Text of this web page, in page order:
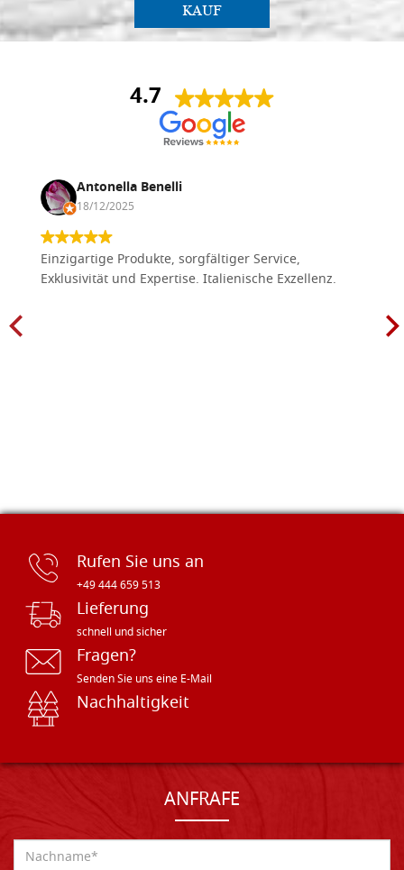
KAUF
4.7
Antonella Benelli
18/12/2025
Einzigartige Produkte, sorgfältiger Service,
Exklusivität und Expertise. Italienische Exzellenz.
Rufen Sie uns an
+49 444 659 513
Lieferung
schnell und sicher
Fragen?
Senden Sie uns eine E-Mail
Nachhaltigkeit
ANFRAFE